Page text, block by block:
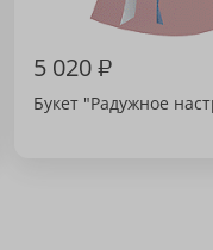
5 020₽
Букет "Радужное